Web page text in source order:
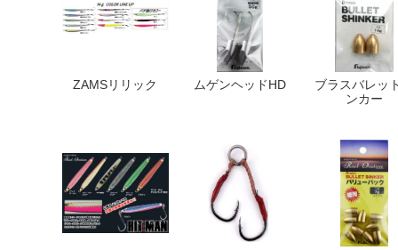
ZAMSリリック ムゲンヘッドHD
ブラスバレッ
ンカー